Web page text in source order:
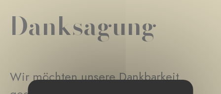
Danksagung
Wir möchten unsere Dankbarkeit